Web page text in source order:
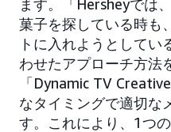
ます。「Hersheyでは
菓子を探している時も
トに入れようとしてい
わせたアプローチ方法
「Dynamic TV
なタイミングで適切な
す。これにより、1つ